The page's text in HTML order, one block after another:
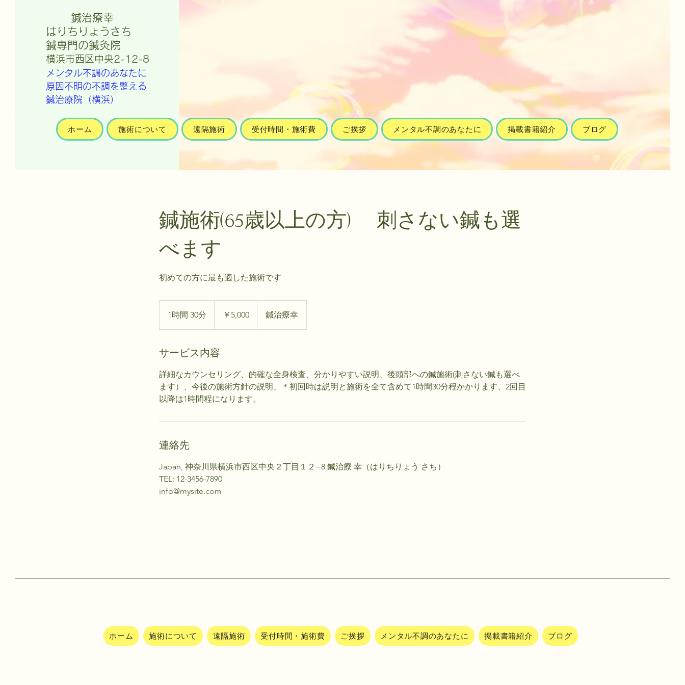
鍼治療幸
はりちりょうさち
​鍼専門の鍼灸院
​横浜市西区中央2-12-8
メンタル不調のあなたに
原因不明の不調を整える
鍼治療院（横浜）
ホーム 施術について 遠隔施術 受付時間・施術費 ご挨拶 メンタル不調のあなたに 掲載書籍紹介 ブログ
鍼施術(65歳以上の方) 刺さない鍼も選
べます
初めての方に最も適した施術です
1時間 30分
時
0
￥5,000 鍼治療幸
サービス内容
詳細なカウンセリング、的確な全身検査、分かりやすい説明、後頭部への鍼施術(刺さない鍼も選べ
ます）、今後の施術方針の説明、＊初回時は説明と施術を全て含めて1時間30分程かかります、2回目
以降は1時間程になります。
連絡先
Japan, 神奈川県横浜市西区中央２丁目１２−8 鍼治療 幸（はりちりょう さち）
TEL: 12-3456-7890
info@mysite.com
ホーム 施術について 遠隔施術 受付時間・施術費 ご挨拶 メンタル不調のあなたに 掲載書籍紹介 ブログ